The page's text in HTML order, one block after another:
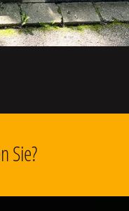
Sie?